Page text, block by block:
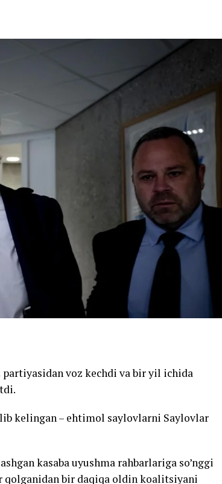
voz kechdi va bir yil ichida
kelingan – ehtimol saylovlarni Saylovlar
kasaba uyushma rahbarlariga so’nggi
qolganidan bir daqiqa oldin koalitsiyani